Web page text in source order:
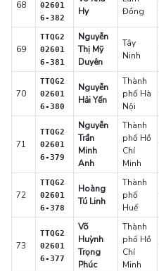
68
02601
6-382
Hy
Đồng
69
TTQG2
02601
6-381
Nguyễn
Thị Mỹ
Duyên
Tây
Ninh
70
TTQG2
02601
6-380
Nguyễn
Hải Yến
Thành
phố Hà
Nội
71
TTQG2
02601
6-379
Nguyễn
Trần
Minh
Anh
Thành
phố Hồ
Chí
Minh
72
TTQG2
02601
6-378
Hoàng
Tú Linh
Thành
phố
Huế
73
TTQG2
02601
6-377
Võ
Huỳnh
Trọng
Phúc
Thành
phố Hồ
Chí
Minh